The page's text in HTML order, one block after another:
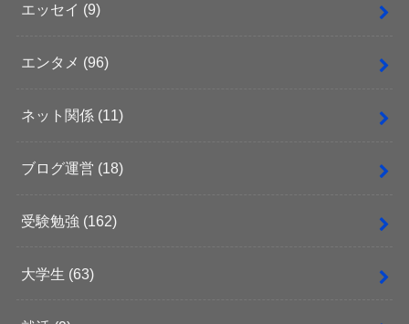
エッセイ (9)
エンタメ (96)
ネット関係 (11)
ブログ運営 (18)
受験勉強 (162)
大学生 (63)